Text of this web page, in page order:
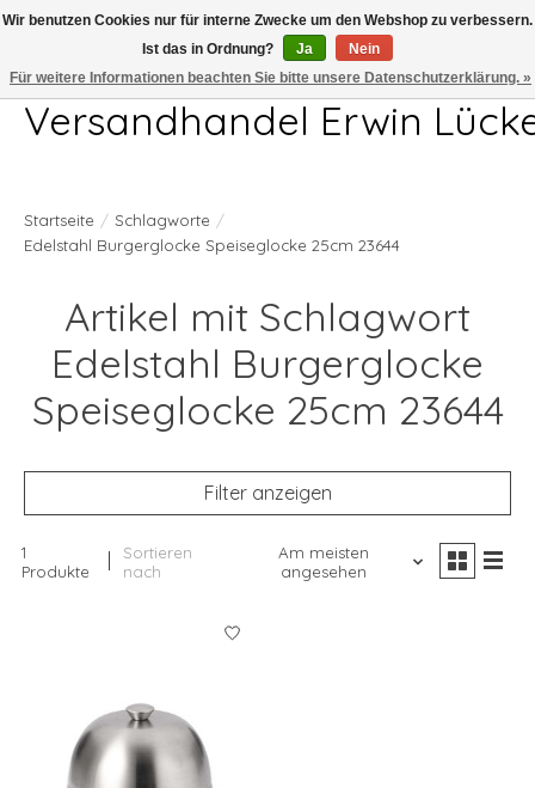
Telefon 04407 715872 MO-DO 7.00-17.00Uhr FR 7.00-13.00Uhr
Versandhandel Erwin
Startseite / Schlagworte /
Edelstahl Burgerglocke Speiseglocke 25cm 23644
Artikel mit Schlagwort
Edelstahl Burgerglocke
Speiseglocke 25cm 23644
Filter anzeigen
1
Produkte
Sortieren
nach
Am meisten
angesehen
Wir benutzen Cookies nur für interne Zwecke um den Webshop zu verbessern.
Ist das in Ordnung?
Ja
Nein
Für weitere Informationen beachten Sie bitte unsere Datenschutzerklärung. »